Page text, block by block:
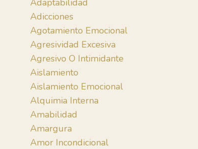
Adicciones
Agotamiento Emocional
Agresividad Excesiva
Agresivo O Intimidante
Aislamiento
Aislamiento Emocional
Alquimia Interna
Amabilidad
Amargura
Amor Incondicional